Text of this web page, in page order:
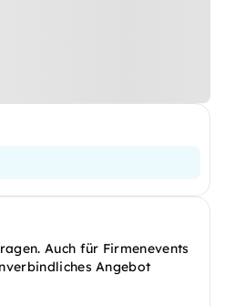
Auch für Firmenevents
Angebot